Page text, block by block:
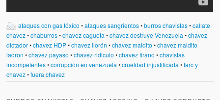
ataques con gas tóxico •ataques sangrientos•burros chavistas•callate
chavez•chaburros•chavez cagueta •chavez destruye Venezuela •chavez
dictador•chavez HDP•chavez llorón •chavez maldito •chavez maldito
ladron •chavez payaso •chavez ridiculo •chavez tirano •chavistas
incompetentes•corrupción en venezuela •crueldad injustificada •farc y
chavez•fuera chavez